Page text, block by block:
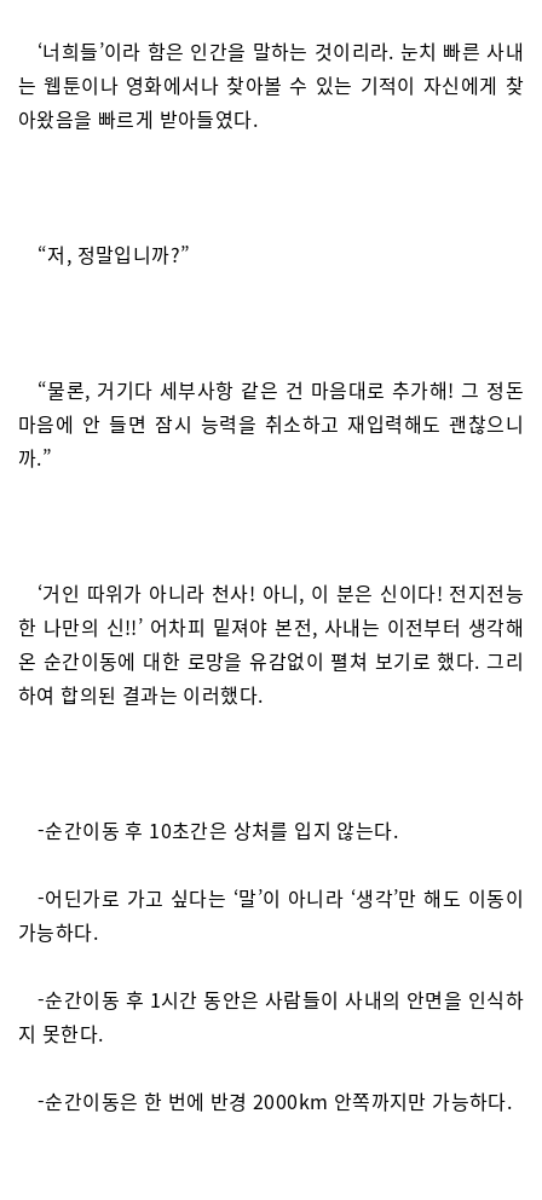
‘너희들’이라 함은 인간을 말하는 것이리라. 눈치 빠른 사내
는 웹툰이나 영화에서나 찾아볼 수 있는 기적이 자신에게 찾
아왔음을 빠르게 받아들였다.
“저, 정말입니까?”
“물론, 거기다 세부사항 같은 건 마음대로 추가해! 그 정돈
마음에 안 들면 잠시 능력을 취소하고 재입력해도 괜찮으니
까.”
‘거인 따위가 아니라 천사! 아니, 이 분은 신이다! 전지전능
한 나만의 신!!’ 어차피 밑져야 본전, 사내는 이전부터 생각해
온 순간이동에 대한 로망을 유감없이 펼쳐 보기로 했다. 그리
하여 합의된 결과는 이러했다.
-순간이동 후 10초간은 상처를 입지 않는다.
-어딘가로 가고 싶다는 ‘말’이 아니라 ‘생각’만 해도 이동이
가능하다.
-순간이동 후 1시간 동안은 사람들이 사내의 안면을 인식하
지 못한다.
-순간이동은 한 번에 반경 2000km 안쪽까지만 가능하다.